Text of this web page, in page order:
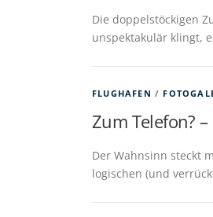
Die doppelstöckigen
unspektakulär klingt,
FLUGHAFEN /
Zum Telefon?
Der Wahnsinn steckt
logischen (und